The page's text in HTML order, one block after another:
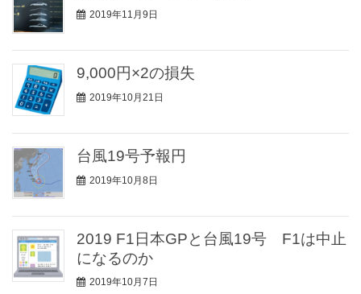
2019年11月9日
9,000円×2の損失
2019年10月21日
台風19号予報円
2019年10月8日
2019 F1日本GPと台風19号 F1は中止
になるのか
2019年10月7日